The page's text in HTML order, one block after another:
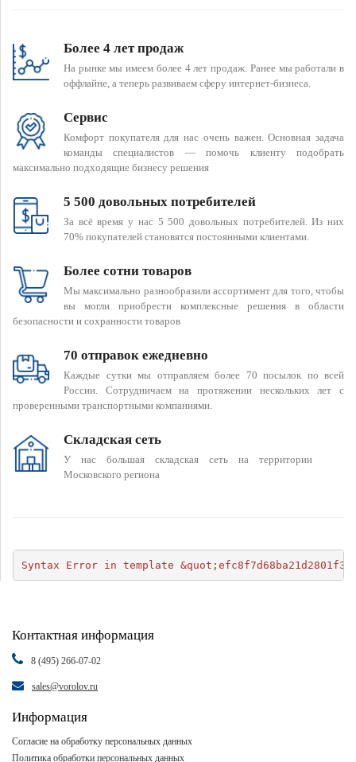
Более 4 лет продаж
На рынке мы имеем более 4 лет продаж. Ранее мы работали в
оффлайне, а теперь развиваем сферу интернет-бизнеса.
Сервис
Комфорт покупателя для нас очень важен. Основная задача
команды специалистов — помочь клиенту подобрать
максимально подходящие бизнесу решения
5 500 довольных потребителей
За всё время у нас 5 500 довольных потребителей. Из них
70% покупателей становятся постоянными клиентами.
Более сотни товаров
Мы максимально разнообразили ассортимент для того, чтобы
вы могли приобрести комплексные решения в области
безопасности и сохранности товаров
70 отправок ежедневно
Каждые сутки мы отправляем более 70 посылок по всей
России. Сотрудничаем на протяжении нескольких лет с
проверенными транспортными компаниями.
Складская сеть
У нас большая складская сеть на территории
Московского региона
Syntax Error in template
Контактная информация
8 (495) 266-07-02
sales@vorolov.ru
Информация
Согласие на обработку персональных данных
Политика обработки персональных данных